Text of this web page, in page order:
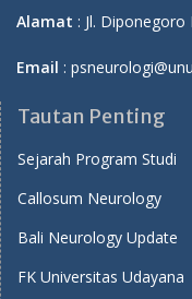
Alamat : Jl.
Email :
Tautan Penting
Sejarah Program Studi
Callosum Neurology
Bali Neurology Update
FK Universitas Udayana